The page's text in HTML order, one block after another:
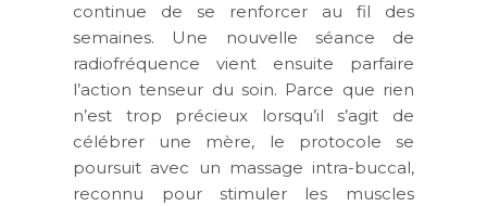
continue de se renforcer au fil des
semaines. Une nouvelle séance de
radiofréquence vient ensuite parfaire
l’action tenseur du soin. Parce que rien
n’est trop précieux lorsqu’il s’agit de
célébrer une mère, le protocole se
poursuit avec un massage intra-buccal,
reconnu pour stimuler les muscles